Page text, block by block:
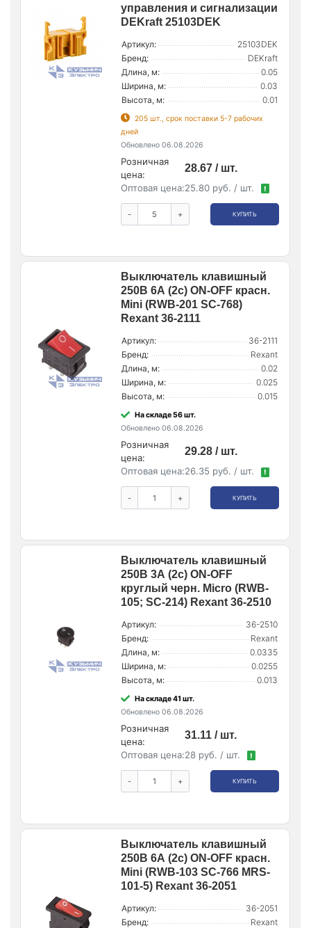
управления и сигнализации
DEKraft 25103DEK
Артикул:
25103DEK
Бренд:
DEKraft
Длина, м:
0.05
Ширина, м:
0.03
Высота, м:
0.01
205 шт., срок поставки 5-7 рабочих
дней
Обновлено 06.08.2026
Розничная
цена:
28.67 / шт.
Оптовая цена:25.80 руб. / шт. !
- + КУПИТЬ
Выключатель клавишный
250В 6А (2с) ON-OFF красн.
Mini (RWB-201 SC-768)
Rexant 36-2111
Артикул:
36-2111
Бренд:
Rexant
Длина, м:
0.02
Ширина, м:
0.025
Высота, м:
0.015
На складе 56 шт.
Обновлено 06.08.2026
Розничная
цена:
29.28 / шт.
Оптовая цена:26.35 руб. / шт. !
- + КУПИТЬ
Выключатель клавишный
250В 3А (2с) ON-OFF
круглый черн. Micro (RWB-
105; SC-214) Rexant 36-2510
Артикул:
36-2510
Бренд:
Rexant
Длина, м:
0.0335
Ширина, м:
0.0255
Высота, м:
0.013
На складе 41 шт.
Обновлено 06.08.2026
Розничная
цена:
31.11 / шт.
Оптовая цена:28 руб. / шт. !
- + КУПИТЬ
Выключатель клавишный
250В 6А (2с) ON-OFF красн.
Mini (RWB-103 SC-766 MRS-
101-5) Rexant 36-2051
Артикул:
36-2051
Бренд:
Rexant